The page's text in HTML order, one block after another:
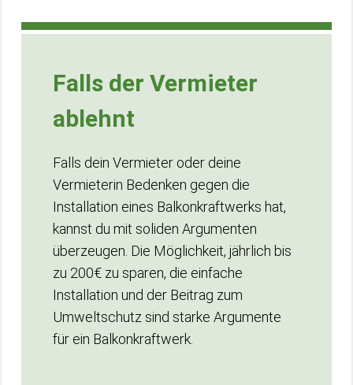
Falls der Vermieter
ablehnt
Falls dein Vermieter oder deine
Vermieterin Bedenken gegen die
Installation eines Balkonkraftwerks hat,
kannst du mit soliden Argumenten
überzeugen. Die Möglichkeit, jährlich bis
zu 200€ zu sparen, die einfache
Installation und der Beitrag zum
Umweltschutz sind starke Argumente
für ein Balkonkraftwerk.